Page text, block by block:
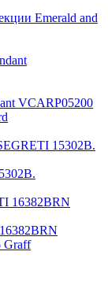
VCARP05200
Graff